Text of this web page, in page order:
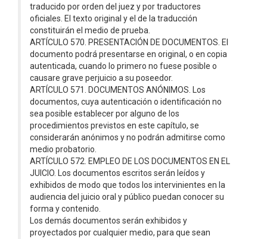
traducido por orden del juez y por traductores
oficiales. El texto original y el de la traducción
constituirán el medio de prueba.
ARTÍCULO 570. PRESENTACIÓN DE DOCUMENTOS. El
documento podrá presentarse en original, o en copia
autenticada, cuando lo primero no fuese posible o
causare grave perjuicio a su poseedor.
ARTÍCULO 571. DOCUMENTOS ANÓNIMOS. Los
documentos, cuya autenticación o identificación no
sea posible establecer por alguno de los
procedimientos previstos en este capítulo, se
considerarán anónimos y no podrán admitirse como
medio probatorio.
ARTÍCULO 572. EMPLEO DE LOS DOCUMENTOS EN EL
JUICIO. Los documentos escritos serán leídos y
exhibidos de modo que todos los intervinientes en la
audiencia del juicio oral y público puedan conocer su
forma y contenido.
Los demás documentos serán exhibidos y
proyectados por cualquier medio, para que sean